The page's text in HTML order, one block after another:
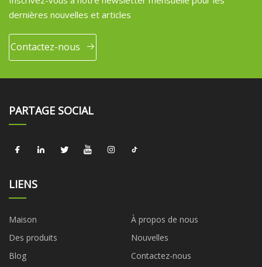
dernières nouvelles et articles
Contactez-nous
PARTAGE SOCIAL
LIENS
Maison
À propos de nous
Des produits
Nouvelles
Blog
Contactez-nous